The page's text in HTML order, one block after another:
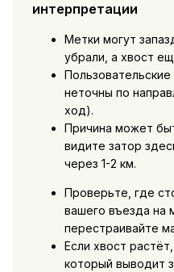
интерпретации
Метки могут
убрали, а хвост
неточны по
ход).
Причина может
видите затор
через 1-2 км.
Проверьте, где
вашего въезда на
перестраивайте
Если хвост
который выводит